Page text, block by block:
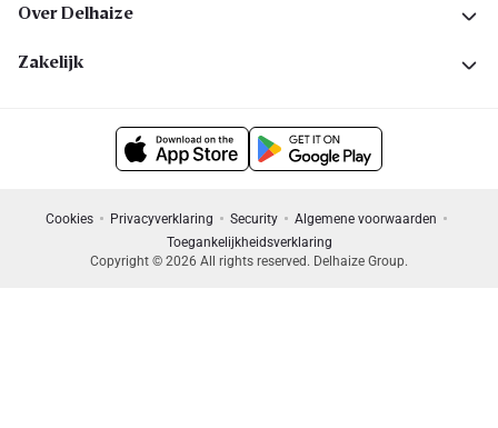
Over Delhaize
Zakelijk
Cookies Privacyverklaring Security
Algemene voorwaarden
Toegankelijkheidsverklaring
Copyright © 2026 All rights reserved. Delhaize Group.